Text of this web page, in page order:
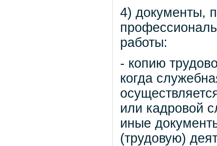
4) документы,
работы:
- копию
когда
или кадровой
иные
(трудовую)